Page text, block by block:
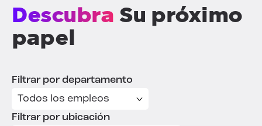
Descubra Su próximo
papel
Filtrar por departamento
Filtrar por ubicación